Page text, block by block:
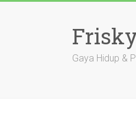
Gaya Hidup &